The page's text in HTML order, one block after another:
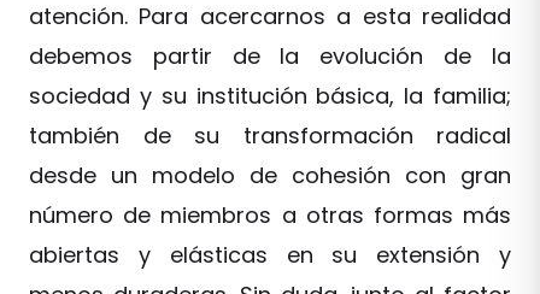
atención. Para acercarnos a esta realidad
debemos partir de la evolución de la
sociedad y su institución básica, la familia;
también de su transformación radical
desde un modelo de cohesión con gran
número de miembros a otras formas más
abiertas y elásticas en su extensión y